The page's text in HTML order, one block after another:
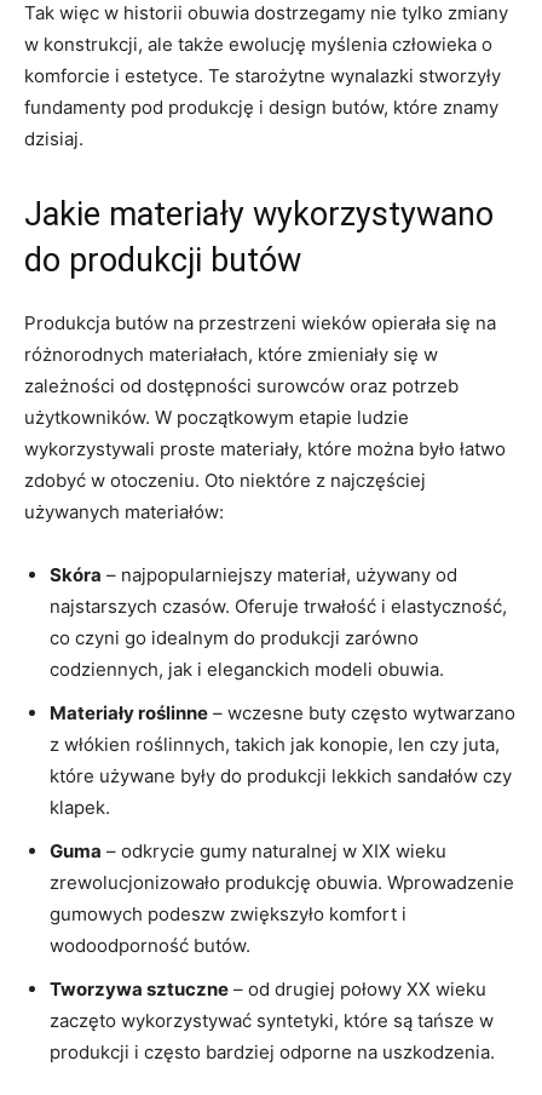
Tak więc ⁢w historii⁤ obuwia dostrzegamy ⁢nie tylko zmiany
w konstrukcji, ale także ewolucję‌ myślenia człowieka o
komforcie i estetyce. Te⁢ starożytne wynalazki stworzyły
fundamenty pod produkcję i design butów, które znamy
dzisiaj.
Jakie materiały⁣ wykorzystywano
do produkcji butów
Produkcja⁢ butów na przestrzeni wieków opierała się na
różnorodnych materiałach, które⁢ zmieniały ⁤się w
zależności od dostępności surowców oraz⁤ potrzeb
użytkowników. ⁢W początkowym etapie ludzie
wykorzystywali proste materiały, które można⁤ było łatwo
zdobyć w otoczeniu. ⁤Oto‌ niektóre z najczęściej
używanych ⁢materiałów:
Skóra – najpopularniejszy materiał, używany ⁢od
najstarszych czasów. Oferuje ‍trwałość i elastyczność,
co czyni go idealnym do produkcji zarówno
codziennych, jak i eleganckich⁤ modeli obuwia.
Materiały roślinne ​– wczesne buty często⁢ wytwarzano
z włókien roślinnych, ​takich jak konopie, len czy juta,
⁢które używane były do⁣ produkcji lekkich‌ sandałów czy
klapek.
Guma –⁢ odkrycie gumy‌ naturalnej w XIX⁤ wieku
⁤zrewolucjonizowało produkcję obuwia. Wprowadzenie
gumowych podeszw zwiększyło komfort i
wodoodporność butów.
Tworzywa sztuczne – od​ drugiej⁣ połowy XX wieku
zaczęto⁣ wykorzystywać syntetyki, ⁤które są tańsze⁣ w
produkcji i często bardziej odporne na uszkodzenia.